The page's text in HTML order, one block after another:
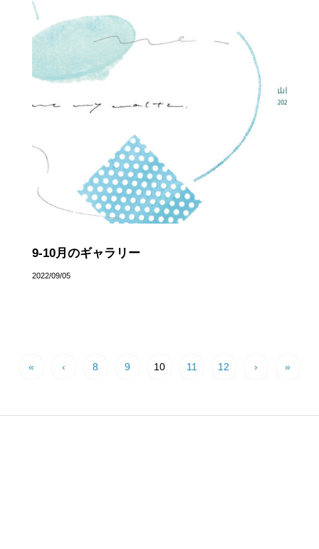
9-10月のギャラリー
2022/09/05
« ‹ 8 9 10 11 12 › »